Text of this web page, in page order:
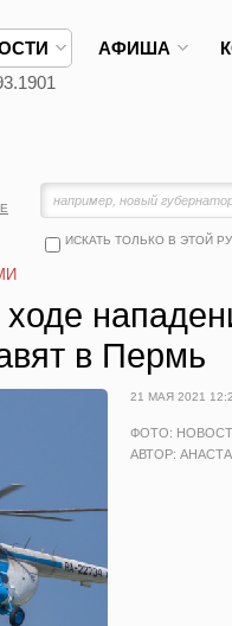
АФИША
ИСКАТЬ ТОЛЬКО В ЭТОЙ
в Пермь
21 МАЯ 2021
ФОТО:
АВТОР: